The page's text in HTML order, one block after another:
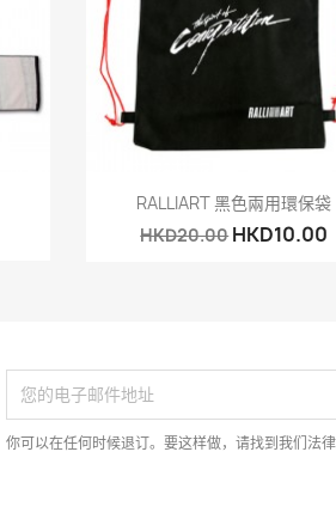
快速查看
RALLIART 黑色兩用環保袋
HKD20.00HKD10.00
你可以在任何时候退订。要这样做，请找到我们法律